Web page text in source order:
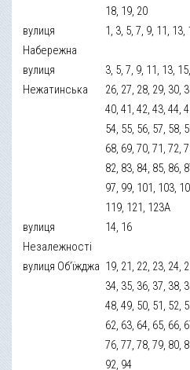
18, 19, 20
вулиця
Набережна
1, 3, 5, 7, 9, 11, 13,
вулиця
Нежатинська
3, 5, 7, 9, 11, 13,
26, 27, 28, 29, 30,
40, 41, 42, 43, 44,
54, 55, 56, 57, 58,
68, 69, 70, 71, 72,
82, 83, 84, 85, 86,
97, 99, 101, 103,
119, 121, 123А
вулиця
Незалежності
14, 16
вулиця Об’їжджа 19, 21, 22, 23, 24,
34, 35, 36, 37, 38,
48, 49, 50, 51, 52,
62, 63, 64, 65, 66,
76, 77, 78, 79, 80,
92, 94